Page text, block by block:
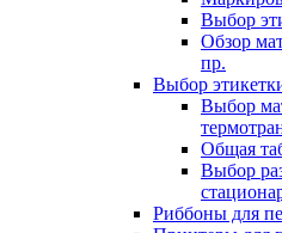
Выбор
Обзор
пр.
Выбор
Выбор
Общая
Выбор
Риббоны для